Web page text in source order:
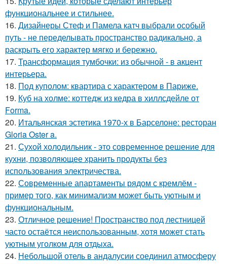
функциональнее и стильнее.
16. Дизайнеры Стеф и Памела катч выбрали особый
путь - не переделывать пространство радикально, а
раскрыть его характер мягко и бережно.
17. Трансформация тумбочки: из обычной - в акцент
интерьера.
18. Под куполом: квартира с характером в Париже.
19. Куб на холме: коттедж из кедра в хиллсдейле от
Forma.
20. Итальянская эстетика 1970-х в Барселоне: ресторан
Gloria Oster a.
21. Сухой холодильник - это современное решение для
кухни, позволяющее хранить продукты без
использования электричества.
22. Современные апартаменты рядом с кремлём -
пример того, как минимализм может быть уютным и
функциональным.
23. Отличное решение! Пространство под лестницей
часто остаётся неиспользованным, хотя может стать
уютным уголком для отдыха.
24. Небольшой отель в андалусии соединил атмосферу